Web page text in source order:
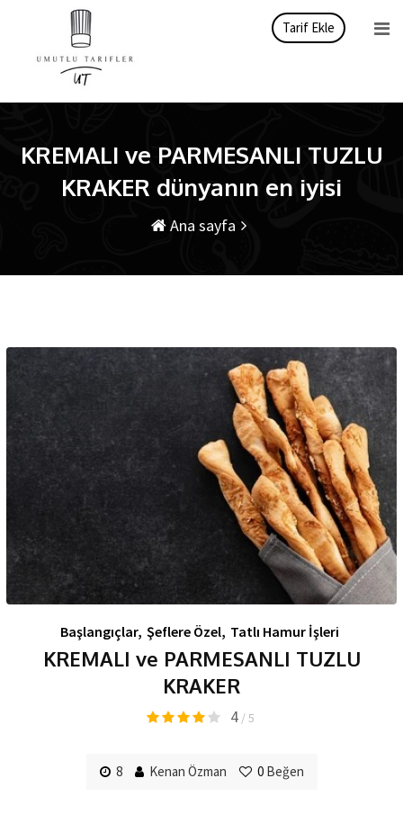
Tarif Ekle
KREMALI ve PARMESANLI TUZLU
KRAKER dünyanın en iyisi
Ana sayfa
Başlangıçlar, Şeflere Özel, Tatlı Hamur İşleri
KREMALI ve PARMESANLI TUZLU
KRAKER
4/ 5
8 Kenan Özman 0Beğen